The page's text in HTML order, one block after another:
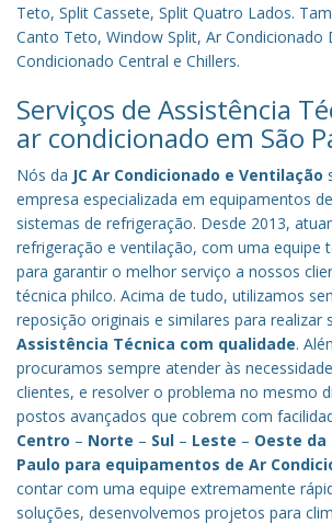
Teto, Split Cassete, Split Quatro Lados.
Canto Teto, Window Split, Ar Condicionado
Condicionado Central e Chillers.
Serviços de Assistência
ar condicionado em São
Nós da JC Ar Condicionado e Ventilação
empresa especializada em equipamentos
sistemas de refrigeração. Desde 2013,
refrigeração e ventilação, com uma equipe
para garantir o melhor serviço a nossos
técnica philco. Acima de tudo, utilizamos
reposição originais e similares para realizar
Assistência Técnica com qualidade.
procuramos sempre atender às
clientes, e resolver o problema no mesmo
postos avançados que cobrem com
Centro – Norte – Sul – Leste – Oeste da
Paulo para equipamentos de Ar
contar com uma equipe extremamente
soluções, desenvolvemos projetos para